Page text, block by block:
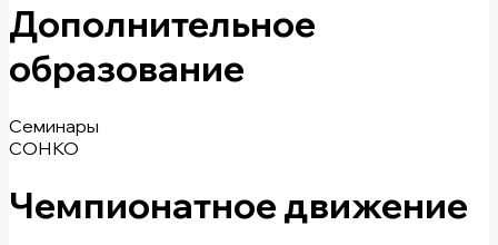
Дополнительное
образование
Семинары
СОНКО
Чемпионатное движение